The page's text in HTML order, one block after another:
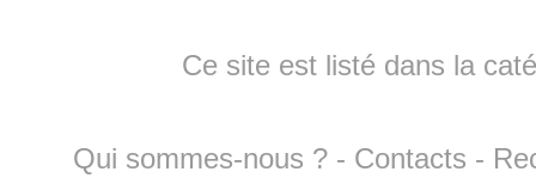
Ce site est listé dans la
Qui sommes-nous ? - Contacts -